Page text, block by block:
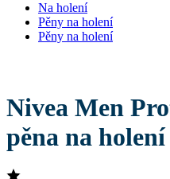
Na holení
Pěny na holení
Pěny na holení
Nivea Men
pěna na